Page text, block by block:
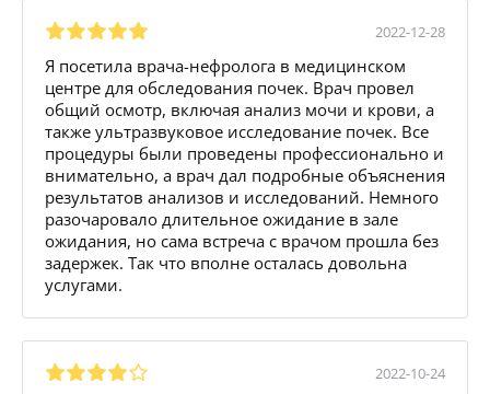
2022-12-28
Я посетила врача-нефролога в медицинском
центре для обследования почек. Врач провел
общий осмотр, включая анализ мочи и крови, а
также ультразвуковое исследование почек. Все
процедуры были проведены профессионально и
внимательно, а врач дал подробные объяснения
результатов анализов и исследований. Немного
разочаровало длительное ожидание в зале
ожидания, но сама встреча с врачом прошла без
задержек. Так что вполне осталась довольна
услугами.
2022-10-24